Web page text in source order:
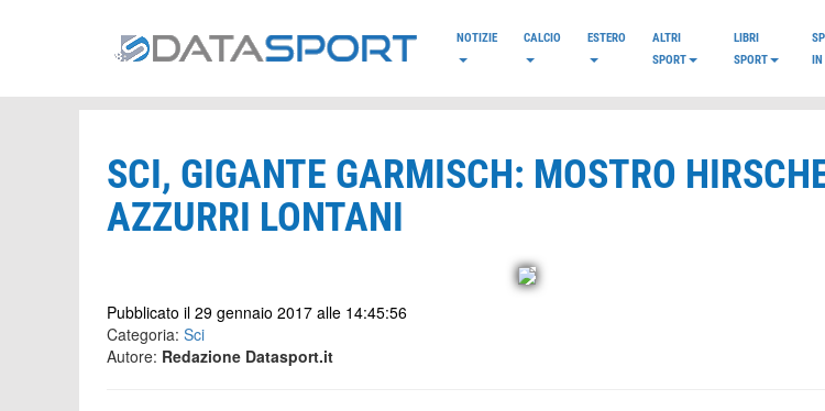
NOTIZIE CALCIO ESTERO
ALTRI
SPORT
LIBRI
SPORT
SCI, GIGANTE GARMISCH: MOSTRO
AZZURRI LONTANI
Pubblicato il 29 gennaio 2017 alle 14:45:56
Categoria: Sci
Autore: Redazione Datasport.it